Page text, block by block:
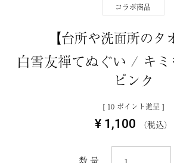
コラボ商品
【台所や洗面所のタ
白雪友禅てぬぐい / キ
ピンク
[ 10 ポイント進呈 ]
¥ 1,100 税込